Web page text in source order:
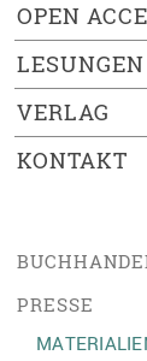
OPEN
LESUNGEN
VERLAG
KONTAKT
PRESSE